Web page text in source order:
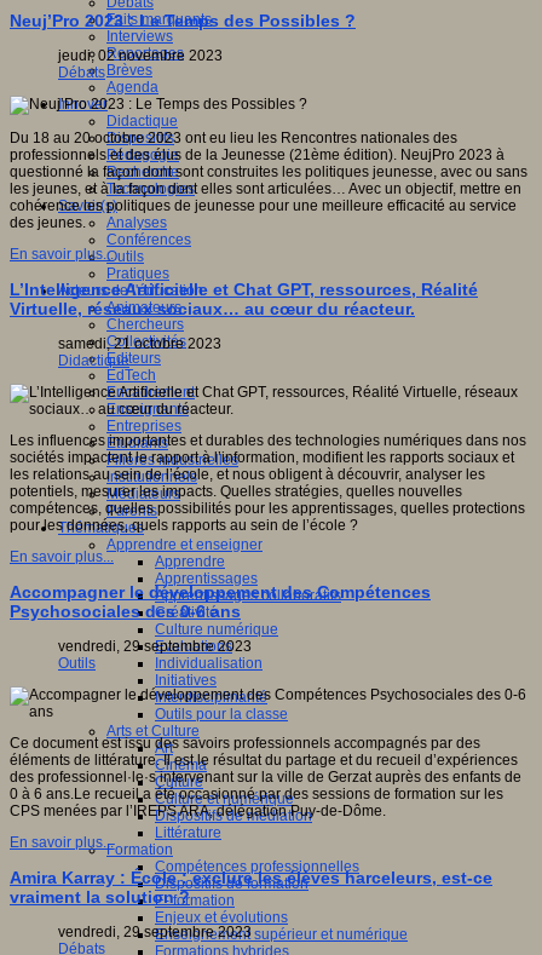
Faits marquants
Interviews
Reportages
Brèves
Agenda
Innover
Didactique
Dispositifs
Pédagogie
Recherche
Technologies
Savoir(s)
Analyses
Conférences
Outils
Pratiques
Acteurs de l'éducation
Animateurs
Chercheurs
Collectivités
Editeurs
EdTech
Encadrement
Enseignants
Entreprises
Etudiants
Filières industrielles
Institutionnels
Médiateurs
Parents
Thématiques
Apprendre et enseigner
Apprendre
Apprentissages
Apprentissages collaboratifs
Créativité
Culture numérique
Evaluations
Individualisation
Initiatives
Interdisciplinarité
Outils pour la classe
Arts et Culture
Art
Cinéma
Culture
Culture et numérique
Dispositifs de médiation
Littérature
Formation
Compétences professionnelles
Dispositifs de formation
E- formation
Enjeux et évolutions
Enseignement supérieur et numérique
Formations hybrides
Neuj’Pro 2023 : Le Temps des Possibles ?
jeudi, 02 novembre 2023
Débats
Du 18 au 20 octobre 2023 ont eu lieu les Rencontres nationales des
professionnels et des élus de la Jeunesse (21ème édition). NeujPro 2023 à
questionné la façon dont sont construites les politiques jeunesse, avec ou sans
les jeunes, et à la façon dont elles sont articulées… Avec un objectif, mettre en
cohérence les politiques de jeunesse pour une meilleure efficacité au service
des jeunes.
En savoir plus...
L’Intelligence Artificielle et Chat GPT, ressources, Réalité
Virtuelle, réseaux sociaux… au cœur du réacteur.
samedi, 21 octobre 2023
Didactique
Les influences importantes et durables des technologies numériques dans nos
sociétés impactent le rapport à l’information, modifient les rapports sociaux et
les relations au sein de l’école, et nous obligent à découvrir, analyser les
potentiels, mesurer les impacts. Quelles stratégies, quelles nouvelles
compétences, quelles possibilités pour les apprentissages, quelles protections
pour les données, quels rapports au sein de l’école ?
En savoir plus...
Accompagner le développement des Compétences
Psychosociales des 0-6 ans
vendredi, 29 septembre 2023
Outils
Ce document est issu des savoirs professionnels accompagnés par des
éléments de littérature. Il est le résultat du partage et du recueil d’expériences
des professionnel·le·s intervenant sur la ville de Gerzat auprès des enfants de
0 à 6 ans.Le recueil a été occasionné par des sessions de formation sur les
CPS menées par l’IREPS ARA, délégation Puy-de-Dôme.
En savoir plus...
Amira Karray : École : exclure les élèves harceleurs, est-ce
vraiment la solution ?
vendredi, 29 septembre 2023
Débats